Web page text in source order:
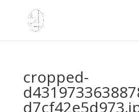
cropped-